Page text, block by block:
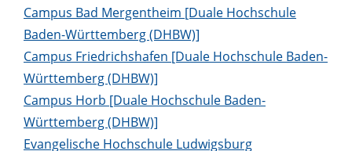
Campus Bad Mergentheim [Duale Hochschule
Baden-Württemberg (DHBW)]
Campus Friedrichshafen [Duale Hochschule Baden-
Württemberg (DHBW)]
Campus Horb [Duale Hochschule Baden-
Württemberg (DHBW)]
Evangelische Hochschule Ludwigsburg